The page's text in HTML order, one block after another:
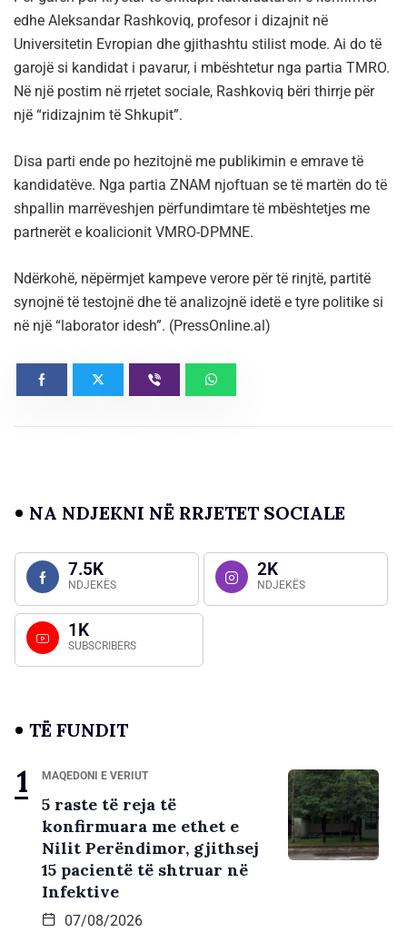
edhe Aleksandar Rashkoviq, profesor i dizajnit në
Universitetin Evropian dhe gjithashtu stilist mode. Ai do të
garojë si kandidat i pavarur, i mbështetur nga partia TMRO.
Në një postim në rrjetet sociale, Rashkoviq bëri thirrje për
një “ridizajnim të Shkupit”.
Disa parti ende po hezitojnë me publikimin e emrave të
kandidatëve. Nga partia ZNAM njoftuan se të martën do të
shpallin marrëveshjen përfundimtare të mbështetjes me
partnerët e koalicionit VMRO-DPMNE.
Ndërkohë, nëpërmjet kampeve verore për të rinjtë, partitë
synojnë të testojnë dhe të analizojnë idetë e tyre politike si
në një “laborator idesh”. (PressOnline.al)
NA NDJEKNI NË RRJETET SOCIALE
7.5K
NDJEKËS
2K
NDJEKËS
1K
SUBSCRIBERS
TË FUNDIT
MAQEDONI E VERIUT
5 raste të reja të
konfirmuara me ethet e
Nilit Perëndimor, gjithsej
15 pacientë të shtruar në
Infektive
07/08/2026